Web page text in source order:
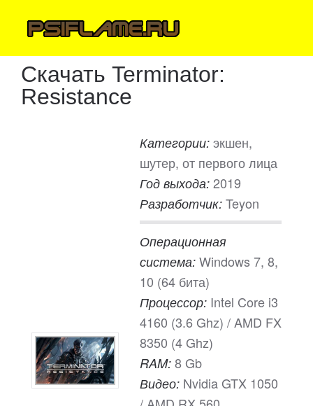
Скачать Terminator:
Resistance
Категории: экшен,
шутер, от первого лица
Год выхода: 2019
Разработчик: Teyon
Операционная
система: Windows 7, 8,
10 (64 бита)
Процессор: Intel Core i3
4160 (3.6 Ghz) / AMD FX
8350 (4 Ghz)
RAM: 8 Gb
Видео: Nvidia GTX 1050